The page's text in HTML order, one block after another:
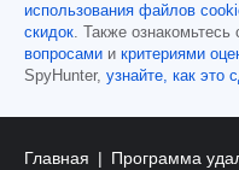
использования файлов
скидок. Также
вопросами и критериями
SpyHunter, узнайте, как это
Главная Программа